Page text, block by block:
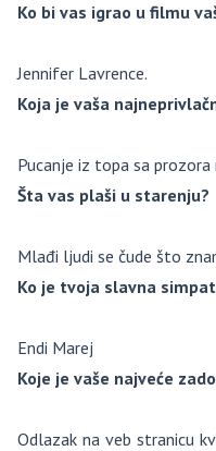
Ko bi vas igrao u filmu
Jennifer Lavrence.
Koja je vaša
Pucanje iz topa sa
Šta vas plaši u starenju?
Mlađi ljudi se čude što
Ko je tvoja slavna
Endi Marej
Koje je vaše najveće
Odlazak na veb stranicu